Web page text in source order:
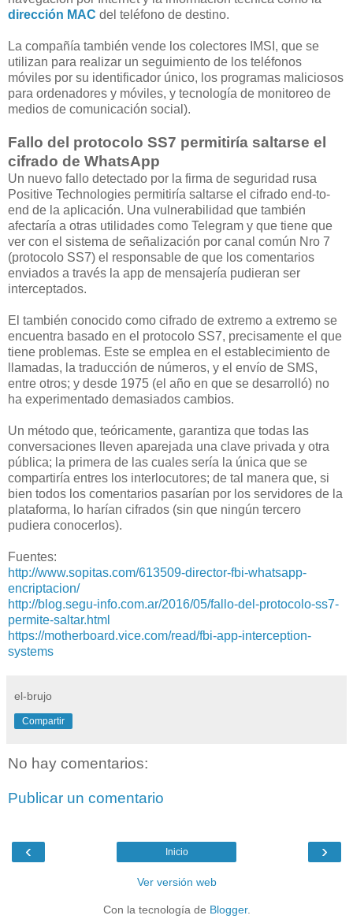
dirección MAC del teléfono de destino.
La compañía también vende los colectores IMSI, que se
utilizan para realizar un seguimiento de los teléfonos
móviles por su identificador único, los programas maliciosos
para ordenadores y móviles, y tecnología de monitoreo de
medios de comunicación social).
Fallo del protocolo SS7 permitiría saltarse el
cifrado de WhatsApp
Un nuevo fallo detectado por la firma de seguridad rusa
Positive Technologies permitiría saltarse el cifrado end-to-
end de la aplicación. Una vulnerabilidad que también
afectaría a otras utilidades como Telegram y que tiene que
ver con el sistema de señalización por canal común Nro 7
(protocolo SS7) el responsable de que los comentarios
enviados a través la app de mensajería pudieran ser
interceptados.
El también conocido como cifrado de extremo a extremo se
encuentra basado en el protocolo SS7, precisamente el que
tiene problemas. Este se emplea en el establecimiento de
llamadas, la traducción de números, y el envío de SMS,
entre otros; y desde 1975 (el año en que se desarrolló) no
ha experimentado demasiados cambios.
Un método que, teóricamente, garantiza que todas las
conversaciones lleven aparejada una clave privada y otra
pública; la primera de las cuales sería la única que se
compartiría entres los interlocutores; de tal manera que, si
bien todos los comentarios pasarían por los servidores de la
plataforma, lo harían cifrados (sin que ningún tercero
pudiera conocerlos).
Fuentes:
http://www.sopitas.com/613509-director-fbi-whatsapp-
encriptacion/
http://blog.segu-info.com.ar/2016/05/fallo-del-protocolo-ss7-
permite-saltar.html
https://motherboard.vice.com/read/fbi-app-interception-
systems
el-brujo
Compartir
No hay comentarios:
Publicar un comentario
‹ ›
Inicio
Ver versión web
Con la tecnología de Blogger.